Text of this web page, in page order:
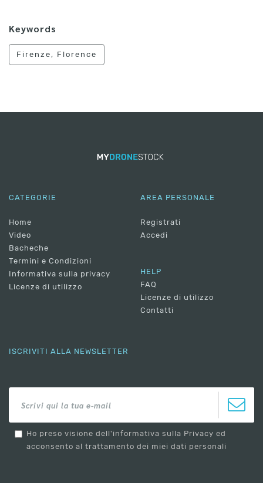
Keywords
Firenze, Florence
CATEGORIE
Home
Video
Bacheche
Termini e Condizioni
Informativa sulla privacy
Licenze di utilizzo
AREA PERSONALE
Registrati
Accedi
HELP
FAQ
Licenze di utilizzo
Contatti
ISCRIVITI ALLA NEWSLETTER
Ho preso visione dell'informativa sulla Privacy ed
acconsento al trattamento dei miei dati personali